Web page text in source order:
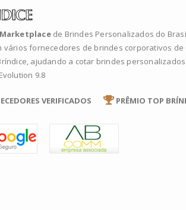
Marketplace de Brindes Personalizados do
vários fornecedores de brindes corporativos de
ajudando a cotar brindes personalizados
9.8
VERIFICADOS PRÊMIO TOP